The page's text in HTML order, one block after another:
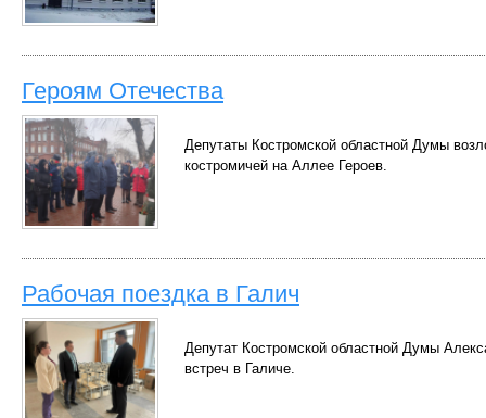
Героям Отечества
Депутаты Костромской областной Думы
костромичей на Аллее Героев.
Рабочая поездка в Галич
Депутат Костромской областной Думы
встреч в Галиче.